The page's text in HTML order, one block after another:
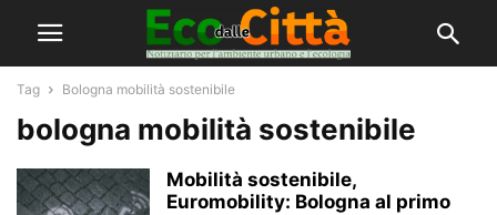
Tag Bologna mobilità sostenibile
bologna mobilità sostenibile
Mobilità sostenibile,
Euromobility: Bologna al primo